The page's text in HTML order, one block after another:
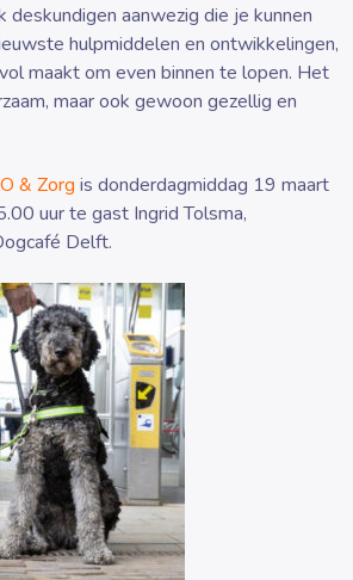
deskundigen aanwezig die je kunnen
hulpmiddelen en ontwikkelingen,
maakt om even binnen te lopen. Het
maar ook gewoon gezellig en
& Zorg is donderdagmiddag 19 maart
uur te gast Ingrid Tolsma,
Delft.